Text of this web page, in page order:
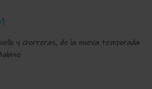
y chorreras, de la nueva temporada